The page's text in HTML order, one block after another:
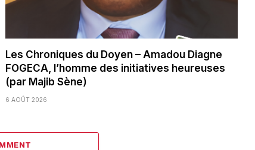
Les Chroniques du Doyen – Amadou Diagne
FOGECA, l’homme des initiatives heureuses
(par Majib Sène)
6 AOÛT 2026